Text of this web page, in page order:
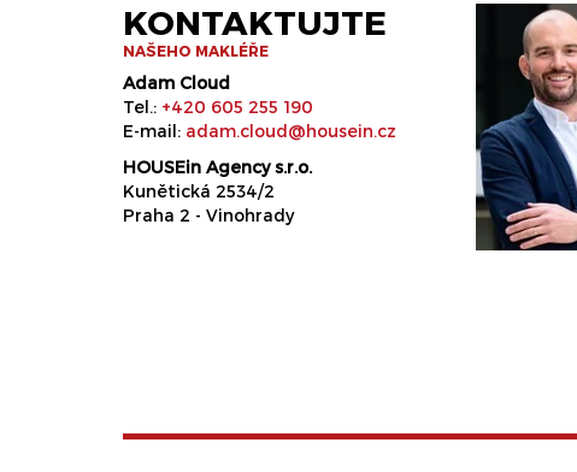
KONTAKTUJTE
NAŠEHO MAKLÉŘE
Adam Cloud
Tel.: +420 605 255 190
E-mail: adam.cloud@housein.cz
HOUSEin Agency s.r.o.
Kunětická 2534/2
Praha 2 - Vinohrady